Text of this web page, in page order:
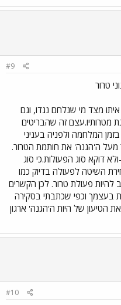
#9
טרור
מצד מי שנלחם נגדו, וגם
מטרותיו.עצם זה שהבריטים
המלחמה ולפניה בעניני
מעל ה'הגנה' את חותמת הטרור.
דוקא סוג הפעולות.כי סוג
השיטה לפעולה בדיוק כמו
להיות פעולת טרור. לכן הקשרים
וכפי שכתבתי בסקירה
הטיעון של היות ה'הגנה' ארגון
#10